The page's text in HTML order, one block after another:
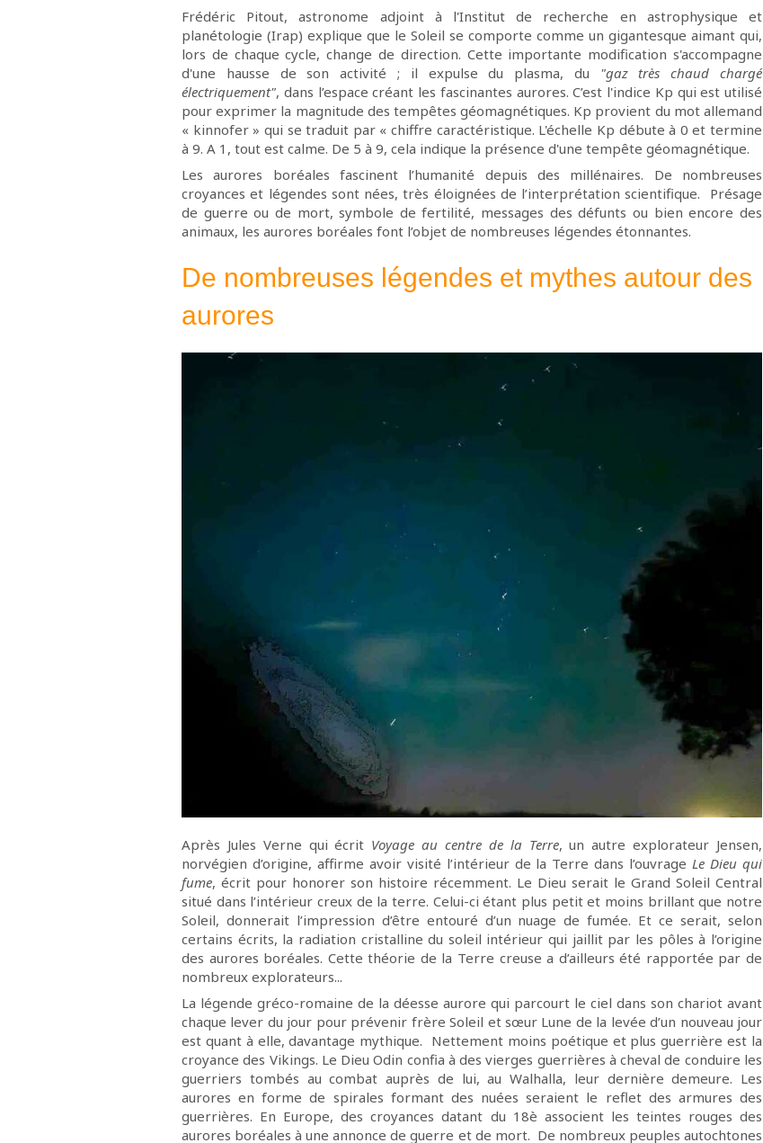
Frédéric Pitout, astronome adjoint à l'Institut de recherche en astrophysique et
planétologie (Irap) explique que le Soleil se comporte comme un gigantesque aimant qui,
lors de chaque cycle, change de direction. Cette importante modification s'accompagne
d'une hausse de son activité ; il expulse du plasma, du "gaz très chaud chargé
électriquement", dans l’espace créant les fascinantes aurores. C’est l'indice Kp qui est utilisé
pour exprimer la magnitude des tempêtes géomagnétiques. Kp provient du mot allemand
« kinnofer » qui se traduit par « chiffre caractéristique. L'échelle Kp débute à 0 et termine
à 9. A 1, tout est calme. De 5 à 9, cela indique la présence d'une tempête géomagnétique.
Les aurores boréales fascinent l’humanité depuis des millénaires. De nombreuses
croyances et légendes sont nées, très éloignées de l’interprétation scientifique. Présage
de guerre ou de mort, symbole de fertilité, messages des défunts ou bien encore des
animaux, les aurores boréales font l’objet de nombreuses légendes étonnantes.
De nombreuses légendes et mythes autour des
aurores
Après Jules Verne qui écrit Voyage au centre de la Terre, un autre explorateur Jensen,
norvégien d’origine, affirme avoir visité l’intérieur de la Terre dans l’ouvrage Le Dieu qui
fume, écrit pour honorer son histoire récemment. Le Dieu serait le Grand Soleil Central
situé dans l’intérieur creux de la terre. Celui-ci étant plus petit et moins brillant que notre
Soleil, donnerait l’impression d’être entouré d’un nuage de fumée. Et ce serait, selon
certains écrits, la radiation cristalline du soleil intérieur qui jaillit par les pôles à l’origine
des aurores boréales. Cette théorie de la Terre creuse a d’ailleurs été rapportée par de
nombreux explorateurs...
La légende gréco-romaine de la déesse aurore qui parcourt le ciel dans son chariot avant
chaque lever du jour pour prévenir frère Soleil et sœur Lune de la levée d’un nouveau jour
est quant à elle, davantage mythique. Nettement moins poétique et plus guerrière est la
croyance des Vikings. Le Dieu Odin confia à des vierges guerrières à cheval de conduire les
guerriers tombés au combat auprès de lui, au Walhalla, leur dernière demeure. Les
aurores en forme de spirales formant des nuées seraient le reflet des armures des
guerrières. En Europe, des croyances datant du 18è associent les teintes rouges des
aurores boréales à une annonce de guerre et de mort. De nombreux peuples autochtones